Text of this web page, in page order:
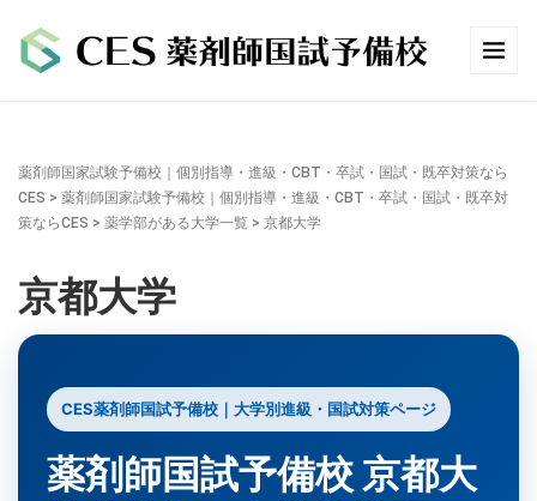
薬剤師国家試験予備校｜個別指導・進級・CBT・卒試・国試・既卒対策なら
CES > 薬剤師国家試験予備校｜個別指導・進級・CBT・卒試・国試・既卒対
策ならCES > 薬学部がある大学一覧 > 京都大学
京都大学
CES薬剤師国試予備校｜大学別進級・国試対策ページ
薬剤師国試予備校 京都大